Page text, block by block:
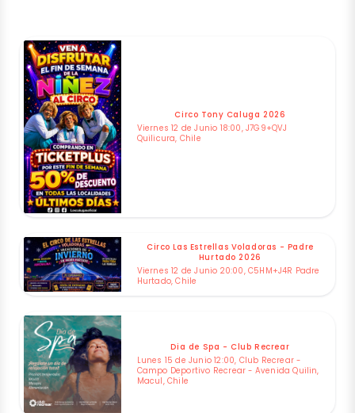
Circo Tony Caluga 2026
Viernes 12 de Junio 18:00, J7G9+QVJ
Quilicura, Chile
Circo Las Estrellas Voladoras - Padre
Hurtado 2026
Viernes 12 de Junio 20:00, C5HM+J4R Padre
Hurtado, Chile
Dia de Spa - Club Recrear
Lunes 15 de Junio 12:00, Club Recrear -
Campo Deportivo Recrear - Avenida Quilin,
Macul, Chile